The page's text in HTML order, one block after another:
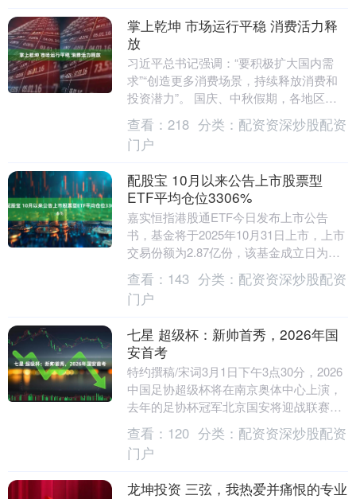
掌上乾坤 市场运行平稳 消费活力释
放
习近平总书记强调：“要积极扩大国内需
求”“创造更多消费场景，持续释放消费和
投资潜力”。 国庆、中秋假期，各地区各
部门通过政策支持和创新服务激发消费潜
力，全国消费....
查看： 218 分类： 配资资深炒股配资
门户
配股宝 10月以来公告上市股票型
ETF平均仓位3306%
嘉实恒指港股通ETF今日发布上市公告
书，基金将于2025年10月31日上市，上市
交易份额为2.87亿份，该基金成立日为
2025年10月22日，截至2025年10....
查看： 143 分类： 配资资深炒股配资
门户
七星 超级杯：新帅首秀，2026年国
安首考
特约撰稿/宋词3月1日下午3点30分，2026
中国足协超级杯将在南京奥体中心上演，
去年的足协杯冠军北京国安将迎战联赛冠
军上海海港。这是国安新帅蒙哥马利上任
后的首....
查看： 120 分类： 配资资深炒股配资
门户
龙坤投资 三弦，我热爱并痛恨的专业